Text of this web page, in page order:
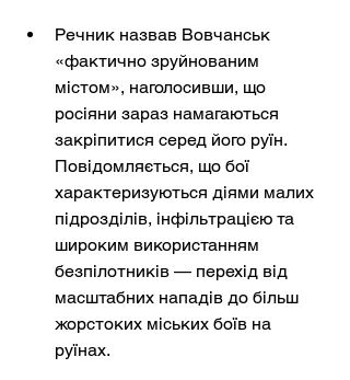
Речник назвав Вовчанськ
«фактично зруйнованим
містом», наголосивши, що
росіяни зараз намагаються
закріпитися серед його руїн.
Повідомляється, що бої
характеризуються діями малих
підрозділів, інфільтрацією та
широким використанням
безпілотників — перехід від
масштабних нападів до більш
жорстоких міських боїв на
руїнах.